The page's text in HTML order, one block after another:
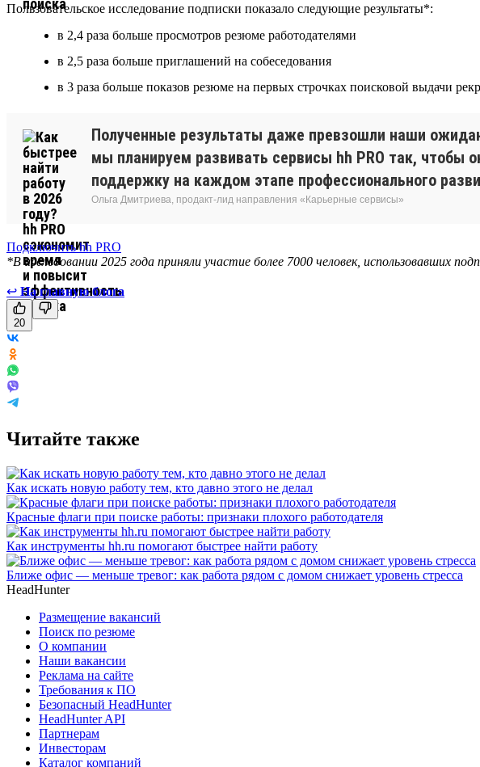
Пользовательское исследование подписки показало следующие результаты*:
в 2,4 раза больше просмотров резюме работодателями
в 2,5 раза больше приглашений на собеседования
в 3 раза больше показов резюме на первых строчках поисковой выдачи
Полученные результаты даже превзошли наши
мы планируем развивать сервисы hh PRO так, чтобы
поддержку на каждом этапе профессионального
Ольга Дмитриева, продакт-лид направления «Карьерные сервисы»
Подключить hh PRO
*В исследовании 2025 года приняли участие более 7000 человек, использовавших
↩ На главную блога
20
Читайте также
Как искать новую работу тем, кто давно этого не делал
Красные флаги при поиске работы: признаки плохого работодателя
Как инструменты hh.ru помогают быстрее найти работу
Ближе офис — меньше тревог: как работа рядом с домом снижает уровень стресса
HeadHunter
Размещение вакансий
Поиск по резюме
О компании
Наши вакансии
Реклама на сайте
Требования к ПО
Безопасный HeadHunter
HeadHunter API
Партнерам
Инвесторам
Каталог компаний